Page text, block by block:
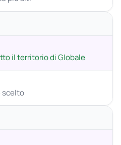
il territorio di Globale
scelto